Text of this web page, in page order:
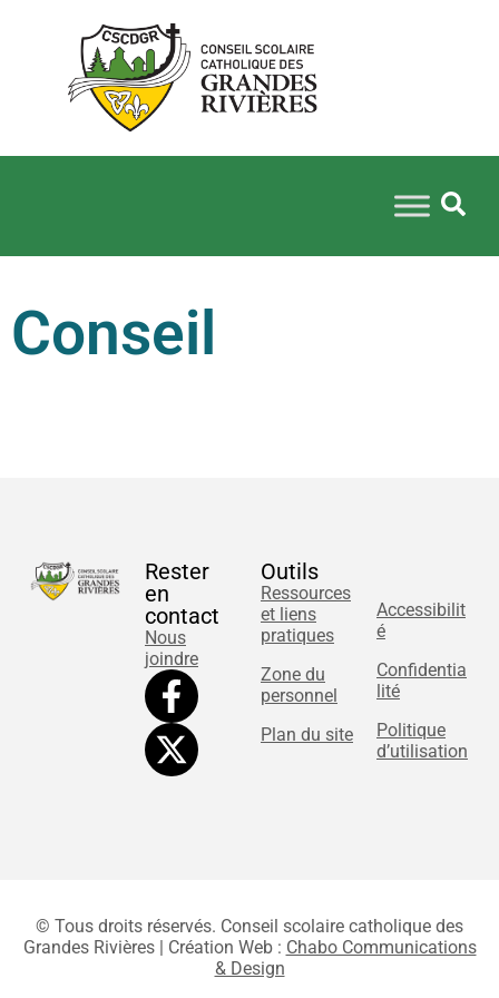
Conseil
Rester
en
contact
Nous
joindre
Outils
Ressources
et liens
pratiques
Zone du
personnel
Plan du site
Accessibilit
é
Confidentia
lité
Politique
d’utilisation
© Tous droits réservés. Conseil scolaire catholique des
Grandes Rivières | Création Web : Chabo Communications
& Design